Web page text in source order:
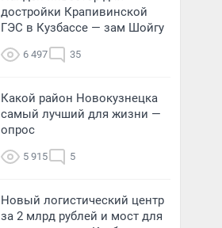
достройки Крапивинской
ГЭС в Кузбассе — зам Шойгу
6 497 35
Какой район Новокузнецка
самый лучший для жизни —
опрос
5 915 5
Новый логистический центр
за 2 млрд рублей и мост для